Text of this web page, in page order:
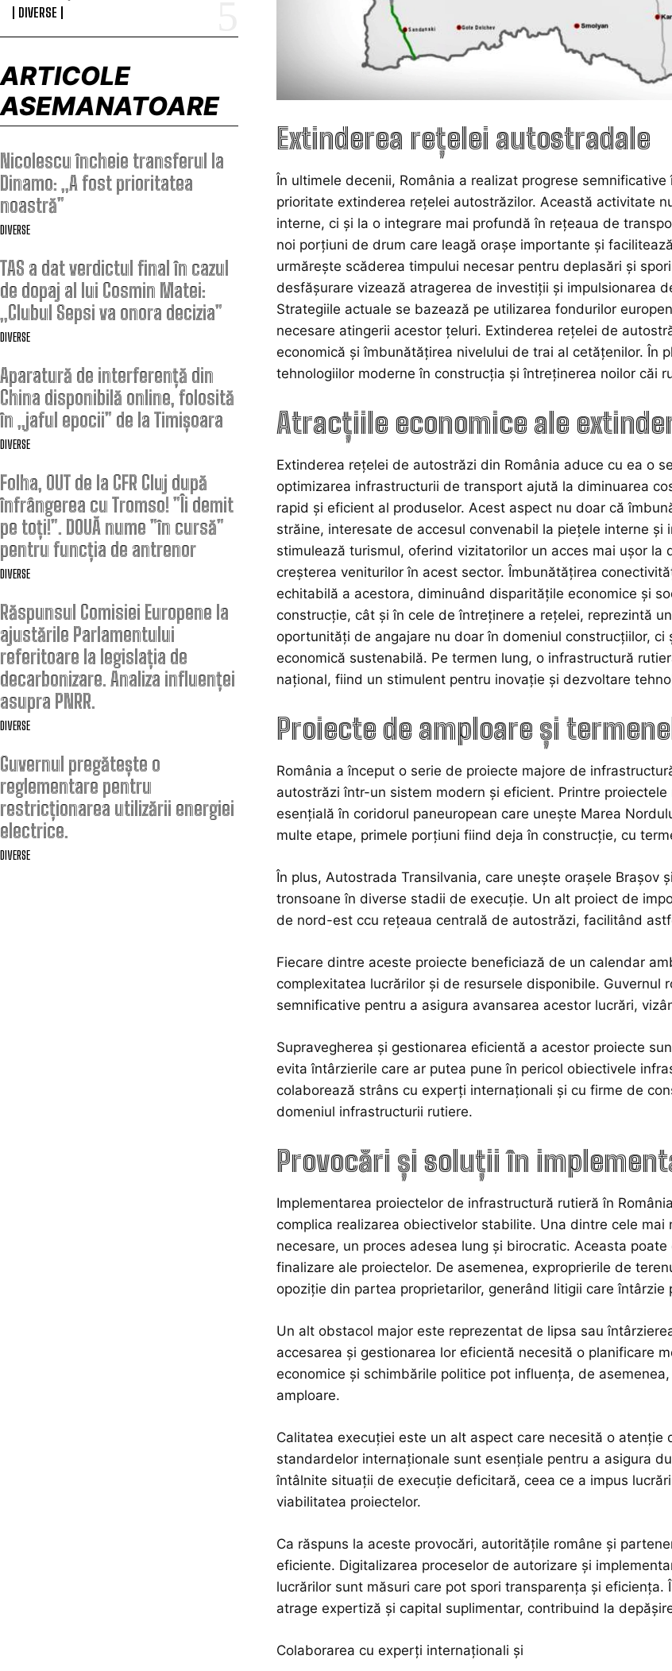
DIVERSE
ARTICOLE
ASEMANATOARE
Nicolescu încheie transferul la
Dinamo: „A fost prioritatea
noastră”
DIVERSE
TAS a dat verdictul final în cazul
de dopaj al lui Cosmin Matei:
„Clubul Sepsi va onora decizia”
DIVERSE
Aparatură de interferență din
China disponibilă online, folosită
în „jaful epocii” de la Timișoara
DIVERSE
Folha, OUT de la CFR Cluj după
înfrângerea cu Tromso! ”Îi demit
pe toți!”. DOUĂ nume ”în cursă”
pentru funcția de antrenor
DIVERSE
Răspunsul Comisiei Europene la
ajustările Parlamentului
referitoare la legislația de
decarbonizare. Analiza influenței
asupra PNRR.
DIVERSE
Guvernul pregătește o
reglementare pentru
restricționarea utilizării energiei
electrice.
DIVERSE
Extinderea rețelei autostradale
În ultimele decenii, România a realizat progrese
prioritate extinderea rețelei autostrăzilor. Această activitate
interne, ci și la o integrare mai profundă în rețeaua de
noi porțiuni de drum care leagă orașe importante și
urmărește scăderea timpului necesar pentru deplasări și
desfășurare vizează atragerea de investiții și impulsionarea
Strategiile actuale se bazează pe utilizarea fondurilor
necesare atingerii acestor țeluri. Extinderea rețelei de
economică și îmbunătățirea nivelului de trai al cetățenilor. În
tehnologiilor moderne în construcția și întreținerea noilor căi
Atracțiile economice ale
Extinderea rețelei de autostrăzi din România aduce cu ea o
optimizarea infrastructurii de transport ajută la diminuarea
rapid și eficient al produselor. Acest aspect nu doar că
străine, interesate de accesul convenabil la piețele interne
stimulează turismul, oferind vizitatorilor un acces mai ușor
creșterea veniturilor în acest sector. Îmbunătățirea
echitabilă a acestora, diminuând disparitățile economice și
construcție, cât și în cele de întreținere a rețelei, reprezintă
oportunități de angajare nu doar în domeniul construcțiilor,
economică sustenabilă. Pe termen lung, o infrastructură
național, fiind un stimulent pentru inovație și dezvoltare
Proiecte de amploare și
România a început o serie de proiecte majore de
autostrăzi într-un sistem modern și eficient. Printre
esențială în coridorul paneuropean care unește Marea
multe etape, primele porțiuni fiind deja în construcție, cu
În plus, Autostrada Transilvania, care unește orașele
tronsoane în diverse stadii de execuție. Un alt proiect de
de nord-est ccu rețeaua centrală de autostrăzi, facilitând
Fiecare dintre aceste proiecte beneficiază de un calendar
complexitatea lucrărilor și de resursele disponibile. Guvernul
semnificative pentru a asigura avansarea acestor lucrări,
Supravegherea și gestionarea eficientă a acestor proiecte
evita întârzierile care ar putea pune în pericol obiectivele
colaborează strâns cu experți internaționali și cu firme de
domeniul infrastructurii rutiere.
Provocări și soluții în
Implementarea proiectelor de infrastructură rutieră în
complica realizarea obiectivelor stabilite. Una dintre cele
necesare, un proces adesea lung și birocratic. Aceasta
finalizare ale proiectelor. De asemenea, exproprierile de
opoziție din partea proprietarilor, generând litigii care întârzie
Un alt obstacol major este reprezentat de lipsa sau
accesarea și gestionarea lor eficientă necesită o planificare
economice și schimbările politice pot influența, de
amploare.
Calitatea execuției este un alt aspect care necesită o
standardelor internaționale sunt esențiale pentru a asigura
întâlnite situații de execuție deficitară, ceea ce a impus
viabilitatea proiectelor.
Ca răspuns la aceste provocări, autoritățile române și
eficiente. Digitalizarea proceselor de autorizare și
lucrărilor sunt măsuri care pot spori transparența și
atrage expertiză și capital suplimentar, contribuind la
Colaborarea cu experți internaționali și